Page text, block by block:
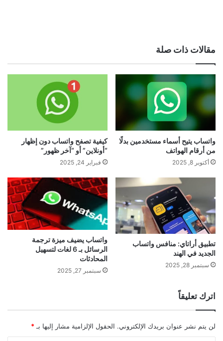
مقالات ذات صلة
واتساب يتيح أسماء مستخدمين بدلًا
من أرقام الهواتف
أكتوبر 8, 2025
كيفية تصفح واتساب دون إظهار
“أونلاين” أو “آخر ظهور”
فبراير 24, 2025
تطبيق أراتاي: منافس واتساب
الجديد في الهند
سبتمبر 28, 2025
واتساب يضيف ميزة ترجمة
الرسائل بـ 6 لغات لتسهيل
المحادثات
سبتمبر 27, 2025
اترك تعليقاً
لن يتم نشر عنوان بريدك الإلكتروني. الحقول الإلزامية مشار إليها بـ *